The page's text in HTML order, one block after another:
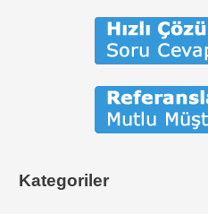
Kategoriler